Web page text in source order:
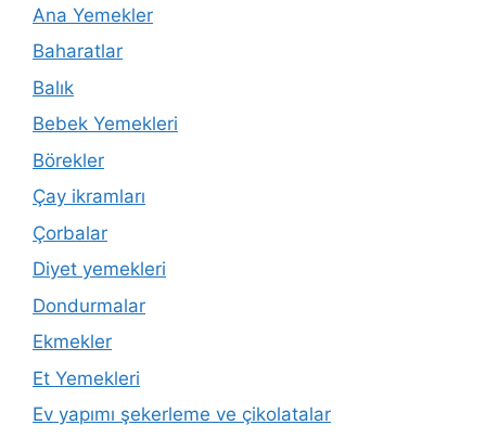
Ana Yemekler
Baharatlar
Balık
Bebek Yemekleri
Börekler
Çay ikramları
Çorbalar
Diyet yemekleri
Dondurmalar
Ekmekler
Et Yemekleri
Ev yapımı şekerleme ve çikolatalar